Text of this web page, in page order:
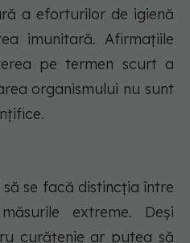
a eforturilor de igienă
imunitară. Afirmațiile
pe termen scurt a
organismului nu sunt
se facă distincția între
extreme. Deși
curățenie ar putea să